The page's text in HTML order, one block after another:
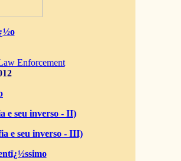
Enforcement
e seu inverso - II)
e seu inverso - III)